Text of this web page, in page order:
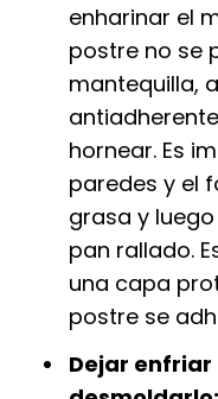
enharinar el
postre no se
mantequilla,
hornear. Es
paredes y el
grasa y
pan rallado.
una capa
postre se
Dejar